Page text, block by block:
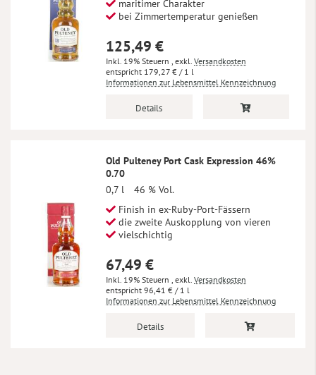
maritimer Charakter
bei Zimmertemperatur genießen
125,49 €
Inkl. 19% Steuern , exkl. Versandkosten
179,27 € / 1 l
Informationen zur Lebensmittel Kennzeichnung
Details
Old Pulteney Port Cask Expression 46%
0.70
0,7 l
46 % Vol.
Finish in ex-Ruby-Port-Fässern
die zweite Auskopplung von vieren
vielschichtig
67,49 €
Inkl. 19% Steuern , exkl. Versandkosten
96,41 € / 1 l
Informationen zur Lebensmittel Kennzeichnung
Details